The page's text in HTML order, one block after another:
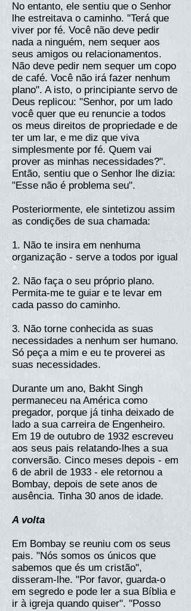
No entanto, ele sentiu que o Senhor
lhe estreitava o caminho. "Terá que
viver por fé. Você não deve pedir
nada a ninguém, nem sequer aos
seus amigos ou relacionamentos.
Não deve pedir nem sequer um copo
de café. Você não irá fazer nenhum
plano". A isto, o principiante servo de
Deus replicou: "Senhor, por um lado
você quer que eu renuncie a todos
os meus direitos de propriedade e de
ter um lar, e me diz que viva
simplesmente por fé. Quem vai
prover as minhas necessidades?".
Então, sentiu que o Senhor lhe dizia:
"Esse não é problema seu".
Posteriormente, ele sintetizou assim
as condições de sua chamada:
1. Não te insira em nenhuma
organização - serve a todos por igual
2. Não faça o seu próprio plano.
Permita-me te guiar e te levar em
cada passo do caminho.
3. Não torne conhecida as suas
necessidades a nenhum ser humano.
Só peça a mim e eu te proverei as
suas necessidades.
Durante um ano, Bakht Singh
permaneceu na América como
pregador, porque já tinha deixado de
lado a sua carreira de Engenheiro.
Em 19 de outubro de 1932 escreveu
aos seus pais relatando-lhes a sua
conversão. Cinco meses depois - em
6 de abril de 1933 - ele retornou a
Bombay, depois de sete anos de
ausência. Tinha 30 anos de idade.
A volta
Em Bombay se reuniu com os seus
pais. "Nós somos os únicos que
sabemos que és um cristão",
disseram-lhe. "Por favor, guarda-o
em segredo e pode ler a sua Bíblia e
ir à igreja quando quiser". "Posso